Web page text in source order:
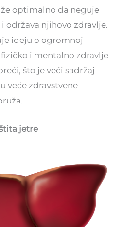
optimalno da neguje
održava njihovo zdravlje.
ideju o ogromnoj
i mentalno zdravlje
što je veći sadržaj
veće zdravstvene
jetre